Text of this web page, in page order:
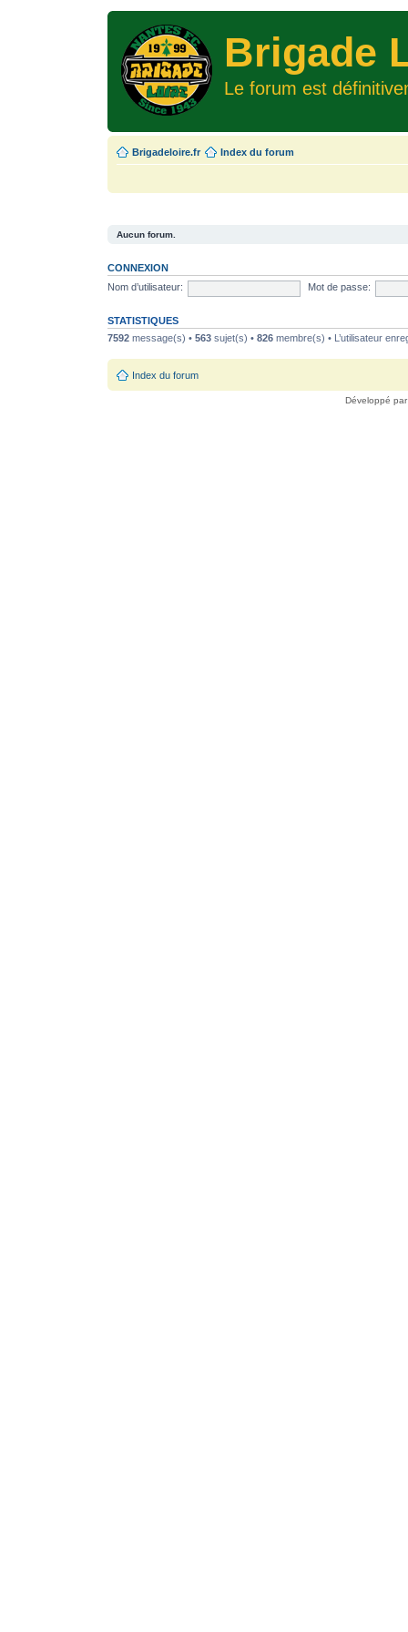
Brigade
Le forum est
Brigadeloire.fr Index du forum
Aucun forum.
CONNEXION
Nom d’utilisateur:
Mot de passe:
STATISTIQUES
7592 message(s) • 563 sujet(s) • 826 membre(s) • L’utilisateur
Index du forum
Développé